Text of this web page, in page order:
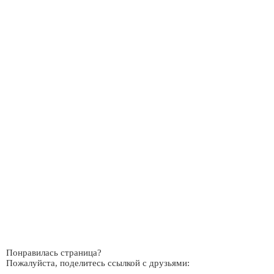
Понравилась страница?
Пожалуйста, поделитесь ссылкой с друзьями: